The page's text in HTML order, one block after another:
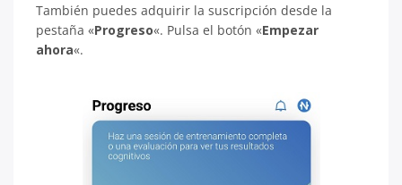
También puedes adquirir la suscripción desde la
pestaña «Progreso«. Pulsa el botón «Empezar
ahora«.